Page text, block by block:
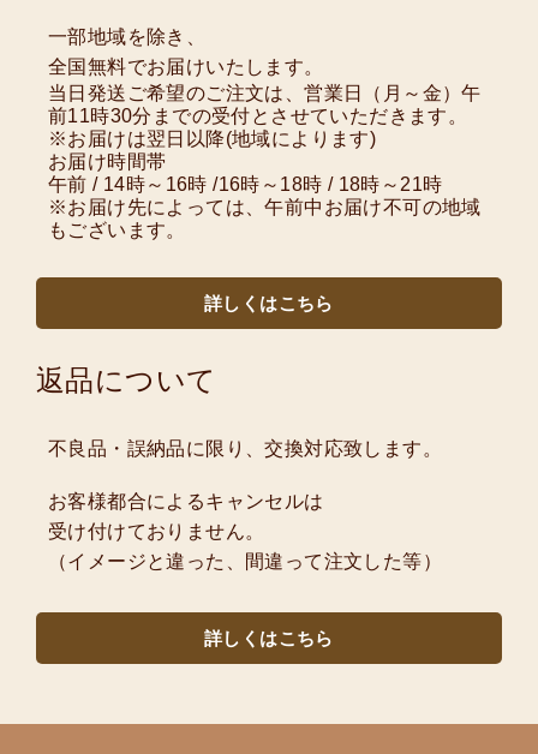
一部地域を除き、
全国無料でお届けいたします。
当日発送ご希望のご注文は、営業日（月～金）午
前11時30分までの受付とさせていただきます。
※お届けは翌日以降(地域によります)
お届け時間帯
午前 / 14時～16時 /16時～18時 / 18時～21時
※お届け先によっては、午前中お届け不可の地域
もございます。
詳しくはこちら
返品について
不良品・誤納品に限り、交換対応致します。
お客様都合によるキャンセルは
受け付けておりません。
（イメージと違った、間違って注文した等）
詳しくはこちら